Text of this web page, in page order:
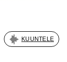
KUUNTELE